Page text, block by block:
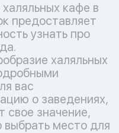
кафе в
предоставляет
узнать про
халяльных
вас
о заведениях,
свое значение,
выбрать место для